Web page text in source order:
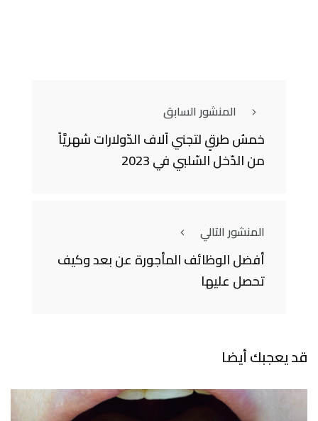
المنشور السابق
خمسُ طرقٍ لتجني آلاف الدّولارات شهريَّاً
من الدّخل السّلبي في 2023
المنشور التالي
أفضل الوظائف المأجورة عن بعد وكيف
تحصل عليها
قد يعجبك أيضا